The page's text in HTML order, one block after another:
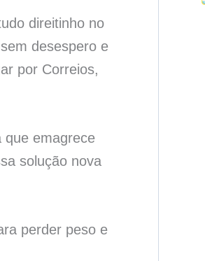
direitinho no
desespero e
por Correios,
que emagrece
solução nova
perder peso e